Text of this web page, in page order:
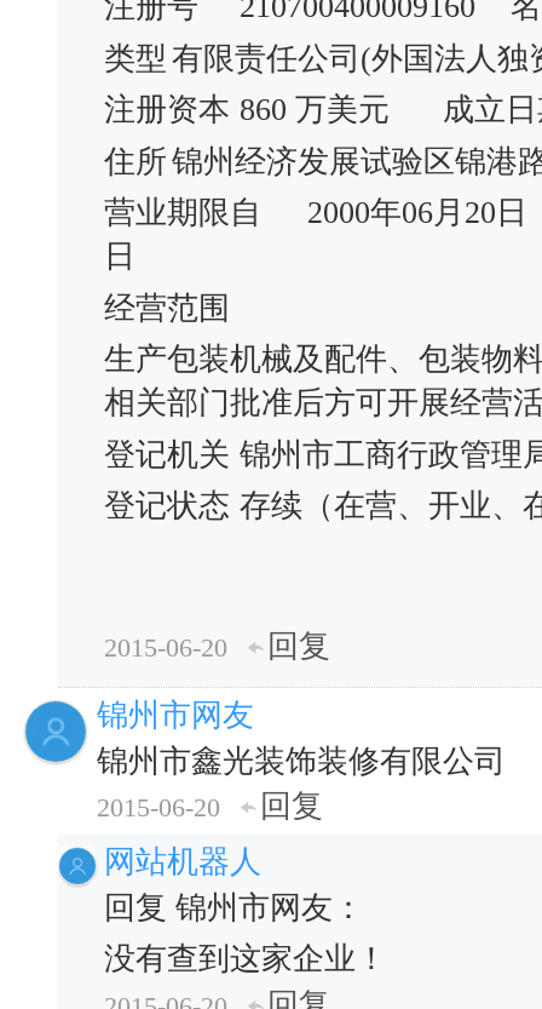
类型 有限责任公司(外国法人独
注册资本 860 万美元
成立
住所锦州经济发展试验区锦港
营业期限自
2000年06月20日
日
经营范围
生产包装机械及配件、包装物
相关部门批准后方可开展经营
登记机关 锦州市工商行政管理
登记状态 存续（在营、开业、
2015-06-20
回复
锦州市网友
锦州市鑫光装饰装修有限公司
2015-06-20
回复
网站机器人
回复 锦州市网友：
没有查到这家企业！